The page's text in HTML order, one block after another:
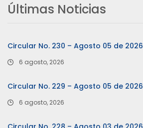
Últimas Noticias
Circular No. 230 – Agosto 05 de 2026
6 agosto, 2026
Circular No. 229 – Agosto 05 de 2026
6 agosto, 2026